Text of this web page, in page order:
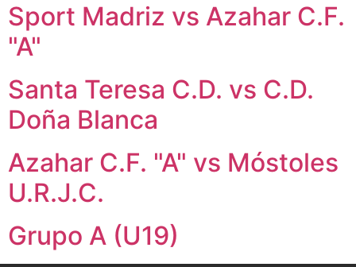
Sport Madriz vs Azahar C.F.
"A"
Santa Teresa C.D. vs C.D.
Doña Blanca
Azahar C.F. "A" vs Móstoles
U.R.J.C.
Grupo A (U19)